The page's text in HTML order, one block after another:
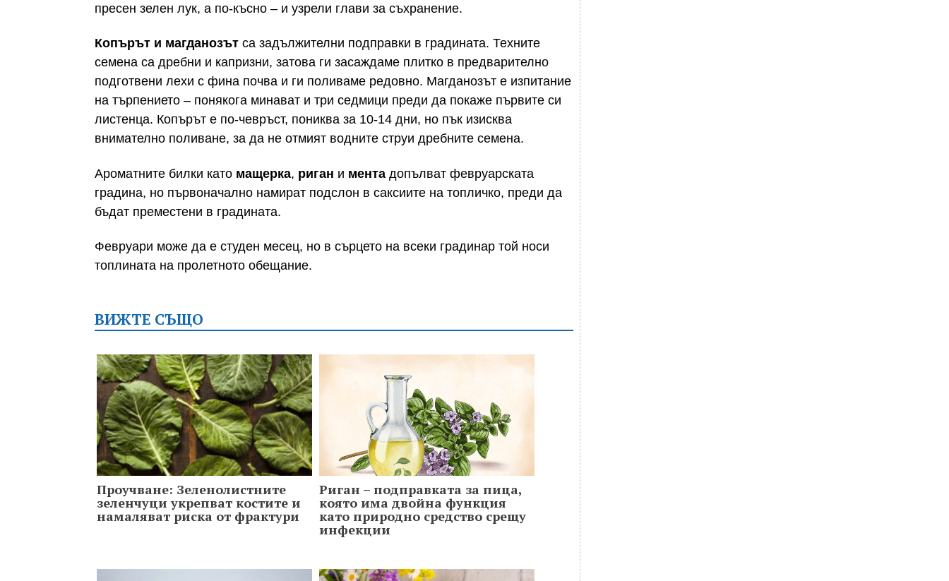
пресен зелен лук, а по-късно – и узрели глави за съхранение.
Копърът и магданозът са задължителни подправки в градината. Техните
семена са дребни и капризни, затова ги засаждаме плитко в предварително
подготвени лехи с фина почва и ги поливаме редовно. Магданозът е изпитание
на търпението – понякога минават и три седмици преди да покаже първите си
листенца. Копърът е по-чевръст, пониква за 10-14 дни, но пък изисква
внимателно поливане, за да не отмият водните струи дребните семена.
Ароматните билки като мащерка, риган и мента допълват февруарската
градина, но първоначално намират подслон в саксиите на топличко, преди да
бъдат преместени в градината.
Февруари може да е студен месец, но в сърцето на всеки градинар той носи
топлината на пролетното обещание.
ВИЖТЕ СЪЩО
Проучване: Зеленолистните
зеленчуци укрепват костите и
намаляват риска от фрактури
Риган – подправката за пица,
която има двойна функция
като природно средство срещу
инфекции